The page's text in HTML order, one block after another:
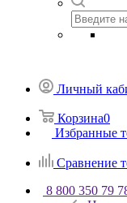
Личный
Корзина0
Избранные
Сравнение
8 800 350 79